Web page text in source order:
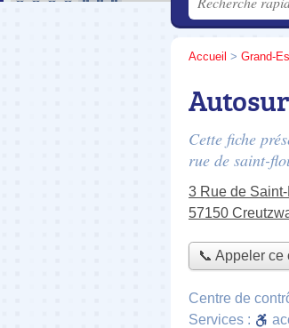
Accueil > Grand-
Cette fiche
rue de saint-
3 Rue de
57150
📞 Appeler
Centre de
Services :